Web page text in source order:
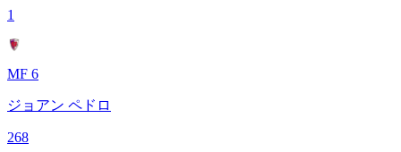
1
MF 6
ジョアン ペドロ
268